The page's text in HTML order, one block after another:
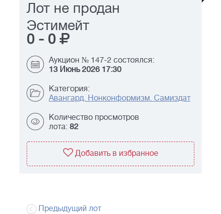
Лот не продан
Эстимейт
0 - 0
Аукцион № 147-2 состоялся:
13 Июнь 2026 17:30
Категория:
Авангард. Нонконформизм. Самиздат
Количество просмотров
лота: 82
Добавить в избранное
Предыдущий лот